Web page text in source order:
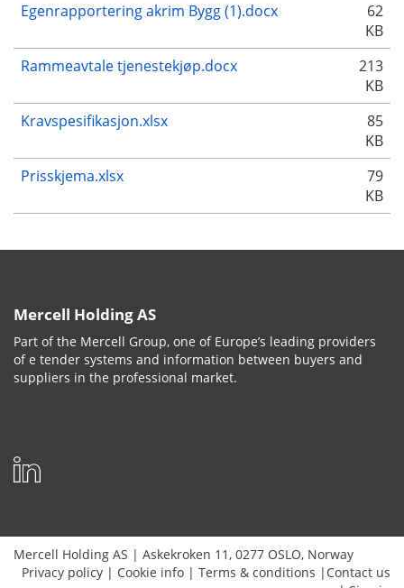
Egenrapportering akrim Bygg (1).docx
62
KB
Rammeavtale tjenestekjøp.docx
213
KB
Kravspesifikasjon.xlsx
85
KB
Prisskjema.xlsx
79
KB
Mercell Holding AS
Part of the Mercell Group, one of Europe’s leading providers
of e tender systems and information between buyers and
suppliers in the professional market.
Mercell Holding AS | Askekroken 11 , 0277 OSLO, Norway
Privacy policy | Cookie info | Terms & conditions | Contact us